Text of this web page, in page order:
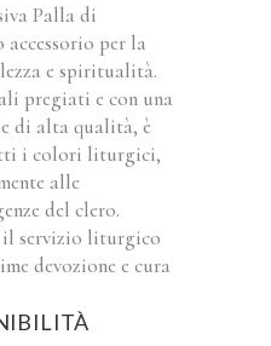
Palla di
per la
e spiritualità.
pregiati e con una
di alta qualità, è
i colori liturgici,
alle
del clero.
il servizio liturgico
devozione e cura